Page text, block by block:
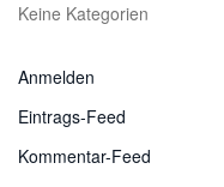
Keine Kategorien
Anmelden
Eintrags-Feed
Kommentar-Feed